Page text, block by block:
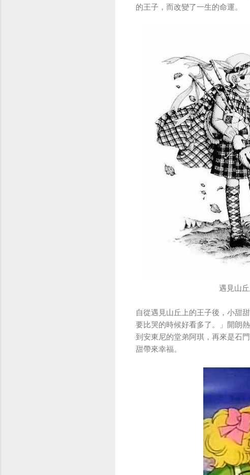
的王子，而改變了一生的命運。
遇見山
自從遇見山丘上的王子後，小甜
要比哭的時候好看多了。」開朗
到安東尼的堂弟阿琪，再來是石
甜帶來幸福。